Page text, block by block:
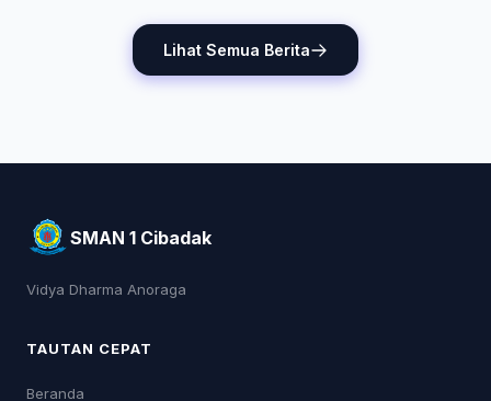
Lihat Semua Berita
SMAN 1 Cibadak
Vidya Dharma Anoraga
TAUTAN CEPAT
Beranda